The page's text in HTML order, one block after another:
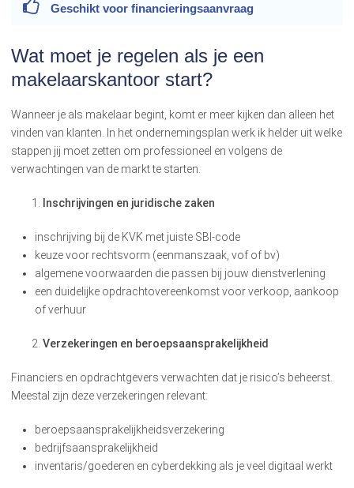
Geschikt voor financieringsaanvraag
Wat moet je regelen als je een
makelaarskantoor start?
Wanneer je als makelaar begint, komt er meer kijken dan alleen het
vinden van klanten. In het ondernemingsplan werk ik helder uit welke
stappen jij moet zetten om professioneel en volgens de
verwachtingen van de markt te starten.
Inschrijvingen en juridische zaken
inschrijving bij de KVK met juiste SBI-code
keuze voor rechtsvorm (eenmanszaak, vof of bv)
algemene voorwaarden die passen bij jouw dienstverlening
een duidelijke opdrachtovereenkomst voor verkoop, aankoop
of verhuur
Verzekeringen en beroepsaansprakelijkheid
Financiers en opdrachtgevers verwachten dat je risico’s beheerst.
Meestal zijn deze verzekeringen relevant:
beroepsaansprakelijkheidsverzekering
bedrijfsaansprakelijkheid
inventaris/goederen en cyberdekking als je veel digitaal werkt